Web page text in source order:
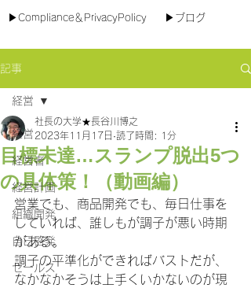
▶︎Compliance＆PrivacyPolicy ▶︎ブログ
記事
経営
経営者
経営計画
組織開発
自己啓発
セールス
経営
目標未達…スランプ脱出5つ
の具体策！（動画編）
社長の大学★長谷川博之
2023年11月17日 読了時間: 1分
営業でも、商品開発でも、毎日仕事を
していれば、誰しもが調子が悪い時期
がある。
調子の平準化ができればバストだが、
なかなかそうは上手くいかないのが現